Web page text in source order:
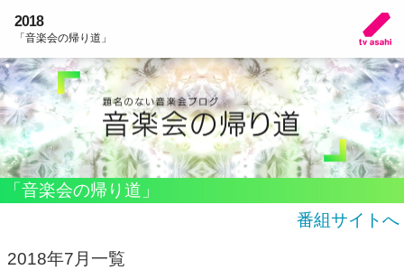
2018
「音楽会の帰り道」
「音楽会の帰り道」
番組サイトへ
2018年7月一覧